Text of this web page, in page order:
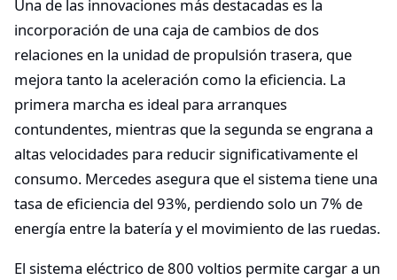
Una de las innovaciones más destacadas es la
incorporación de una caja de cambios de dos
relaciones en la unidad de propulsión trasera, que
mejora tanto la aceleración como la eficiencia. La
primera marcha es ideal para arranques
contundentes, mientras que la segunda se engrana a
altas velocidades para reducir significativamente el
consumo. Mercedes asegura que el sistema tiene una
tasa de eficiencia del 93%, perdiendo solo un 7% de
energía entre la batería y el movimiento de las ruedas.
El sistema eléctrico de 800 voltios permite cargar a un